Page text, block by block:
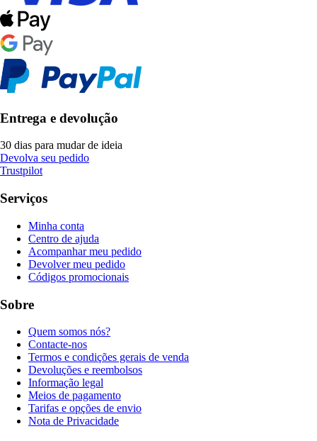
Entrega e devolução
30 dias para mudar de ideia
Devolva seu pedido
Trustpilot
Serviços
Minha conta
Centro de ajuda
Acompanhar meu pedido
Devolver meu pedido
Códigos promocionais
Sobre
Quem somos nós?
Contacte-nos
Termos e condições gerais de venda
Devoluções e reembolsos
Informação legal
Meios de pagamento
Tarifas e opções de envio
Nota de Privacidade